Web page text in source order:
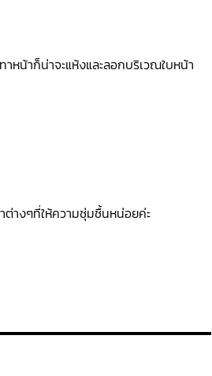
หน้าก็น่าจะแห้งและลอกบริเวณใบหน้า
ต่างๆที่ให้ความชุ่มชื้นหน่อยค่ะ